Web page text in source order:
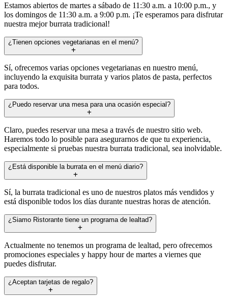
Estamos abiertos de martes a sábado de 11:30 a.m. a 10:00 p.m., y
los domingos de 11:30 a.m. a 9:00 p.m. ¡Te esperamos para disfrutar
nuestra mejor burrata tradicional!
¿Tienen opciones vegetarianas en el menú?
Sí, ofrecemos varias opciones vegetarianas en nuestro menú,
incluyendo la exquisita burrata y varios platos de pasta, perfectos
para todos.
¿Puedo reservar una mesa para una ocasión especial?
Claro, puedes reservar una mesa a través de nuestro sitio web.
Haremos todo lo posible para asegurarnos de que tu experiencia,
especialmente si pruebas nuestra burrata tradicional, sea inolvidable.
¿Está disponible la burrata en el menú diario?
Sí, la burrata tradicional es uno de nuestros platos más vendidos y
está disponible todos los días durante nuestras horas de atención.
¿Siamo Ristorante tiene un programa de lealtad?
Actualmente no tenemos un programa de lealtad, pero ofrecemos
promociones especiales y happy hour de martes a viernes que
puedes disfrutar.
¿Aceptan tarjetas de regalo?